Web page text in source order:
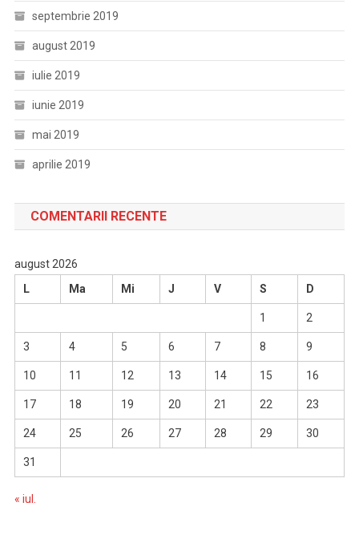
septembrie 2019
august 2019
iulie 2019
iunie 2019
mai 2019
aprilie 2019
COMENTARII RECENTE
august 2026
L
Ma Mi J V S D
1 2
3 4 5 6 7 8 9
10 11 12 13 14 15 16
17 18 19 20 21 22 23
24 25 26 27 28 29 30
31
« iul.